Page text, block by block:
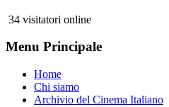
34 visitatori online
Menu Principale
Home
Chi siamo
Archivio del Cinema Italiano